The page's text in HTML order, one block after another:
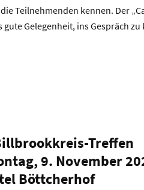
Teilnehmenden kennen. Der
Gelegenheit, ins Gespräch
Treffen
9. November
Böttcherhof